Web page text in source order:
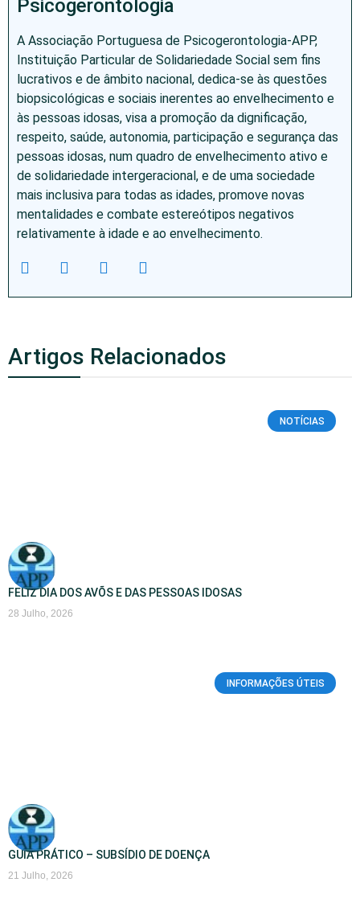
Psicogerontologia
A Associação Portuguesa de Psicogerontologia-APP,
Instituição Particular de Solidariedade Social sem fins
lucrativos e de âmbito nacional, dedica-se às questões
biopsicológicas e sociais inerentes ao envelhecimento e
às pessoas idosas, visa a promoção da dignificação,
respeito, saúde, autonomia, participação e segurança das
pessoas idosas, num quadro de envelhecimento ativo e
de solidariedade intergeracional, e de uma sociedade
mais inclusiva para todas as idades, promove novas
mentalidades e combate estereótipos negativos
relativamente à idade e ao envelhecimento.
Artigos Relacionados
NOTÍCIAS
FELIZ DIA DOS AVÕS E DAS PESSOAS IDOSAS
28 Julho, 2026
INFORMAÇÕES ÚTEIS
GUIA PRÁTICO – SUBSÍDIO DE DOENÇA
21 Julho, 2026